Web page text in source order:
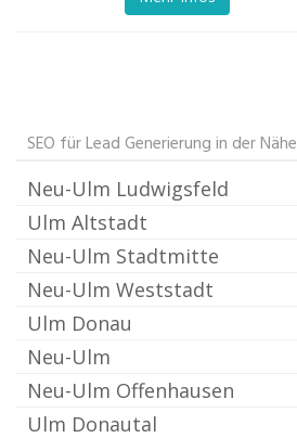
SEO für Lead Generierung in der Nähe
Neu-Ulm Ludwigsfeld
Ulm Altstadt
Neu-Ulm Stadtmitte
Neu-Ulm Weststadt
Ulm Donau
Neu-Ulm
Neu-Ulm Offenhausen
Ulm Donautal